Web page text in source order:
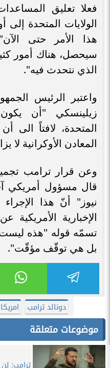
فعلا تعليق
الولايات المتحدة إلى
هذا الأمر حتى
سيحصل، هناك أمور
الذي نتحدث فيه".
واعتبر الرئيس
زيلينسكي "أن يكون
المتحدة، لافتاً الى
المعادن الأوكرانية لا
وعن قرار ترامب
قال مسؤول أمريكي
نيوز" أنّ هذا
الإخبارية
تسمّه قوله "هذه ليست
بل هي توقّف مؤقّت".
دونالد ترامب امريكا
موضوعات متعلقة
ترامب: